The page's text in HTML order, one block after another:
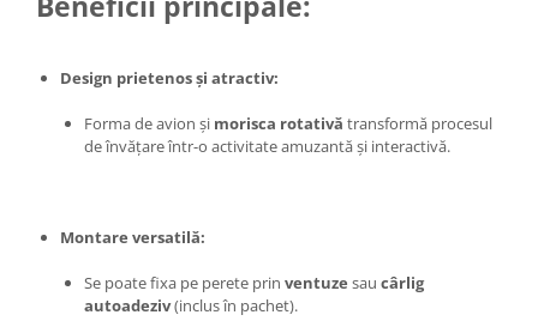
Suflante si aspiratoare exterior
Unelte altoit
Stropitori
Masini batut stalpi
Pentru Casa si Camping
Aragaze, plite, piese butelii de
Design prietenos și atractiv:
Forma de avion și morisca rotativă transformă procesul
de învățare într-o activitate amuzantă și interactivă.
Montare versatilă:
Se poate fixa pe perete prin ventuze sau cârlig
autoadeziv(inclus în pachet).